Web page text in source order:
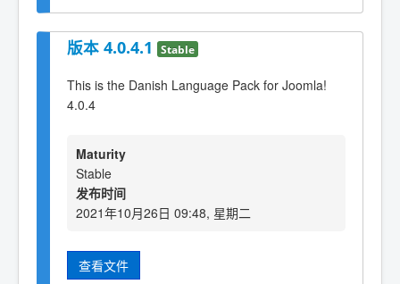
版本 4.0.4.1 Stable
This is the Danish Language Pack for Joomla!
4.0.4
Maturity
Stable
发布时间
2021年10月26日 09:48, 星期二
查看文件